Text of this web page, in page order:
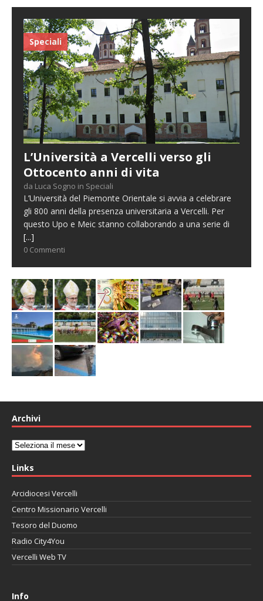
Speciali
L’Università a Vercelli verso gli
Ottocento anni di vita
da Luca Sogno in Speciali
L’Università del Piemonte Orientale si avvia a celebrare
gli 800 anni della presenza universitaria a Vercelli. Per
questo Upo e Meic stanno collaborando a una serie di
[...]
0 Commenti
Archivi
Archivi
Links
Arcidiocesi Vercelli
Centro Missionario Vercelli
Tesoro del Duomo
Radio City4You
Vercelli Web TV
Info